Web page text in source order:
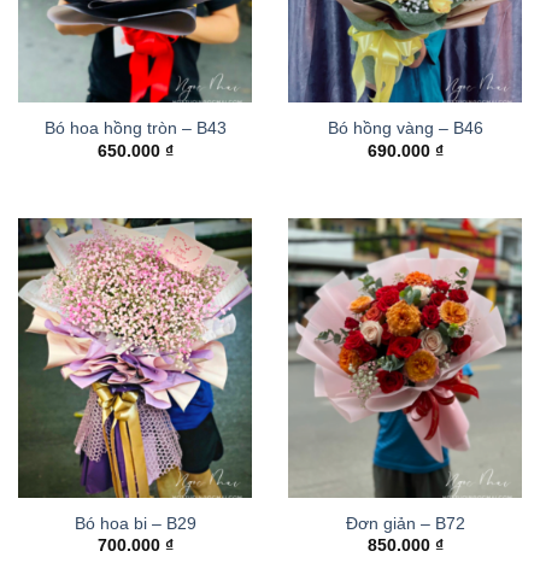
Bó hoa hồng tròn – B43
650.000 ₫
Bó hồng vàng – B46
690.000 ₫
Bó hoa bi – B29
700.000 ₫
Đơn giản – B72
850.000 ₫